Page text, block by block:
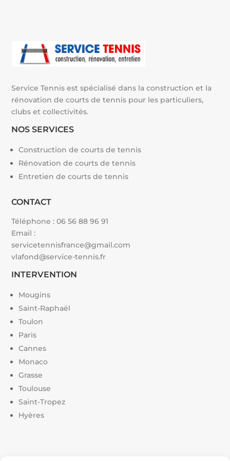
Service Tennis est spécialisé dans la construction et la
rénovation de courts de tennis pour les particuliers,
clubs et collectivités.
NOS SERVICES
Construction de courts de tennis
Rénovation de courts de tennis
Entretien de courts de tennis
CONTACT
Téléphone :06 56 88 96 91
Email :
servicetennisfrance@gmail.com
vlafond@service-tennis.fr
INTERVENTION
Mougins
Saint-Raphaël
Toulon
Paris
Cannes
Monaco
Grasse
Toulouse
Saint-Tropez
Hyères